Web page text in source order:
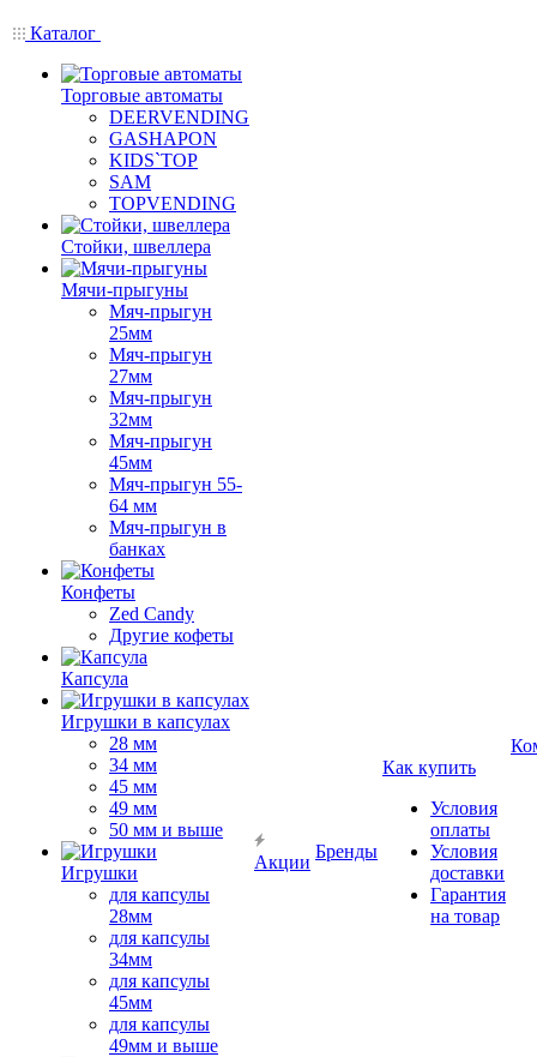
Каталог
Торговые автоматы
DEERVENDING
GASHAPON
KIDS`TOP
SAM
TOPVENDING
Стойки, швеллера
Мячи-прыгуны
Мяч-прыгун
25мм
Мяч-прыгун
27мм
Мяч-прыгун
32мм
Мяч-прыгун
45мм
Мяч-прыгун 55-
64 мм
Мяч-прыгун в
банках
Конфеты
Zed Candy
Другие кофеты
Капсула
Игрушки в капсулах
28 мм
34 мм
45 мм
49 мм
50 мм и выше
Игрушки
для капсулы
28мм
для капсулы
34мм
для капсулы
45мм
для капсулы
49мм и выше
Акции
Бренды
Как купить
Условия
оплаты
Условия
доставки
Гарантия
на товар